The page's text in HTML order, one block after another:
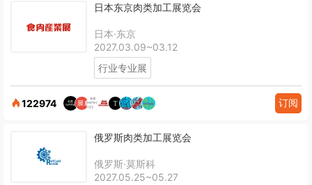
日本东京肉类加工展览会
日本·东京
2027.03.09~03.12
行业专业展
122974 订阅
俄罗斯肉类加工展览会
俄罗斯·莫斯科
2027.05.25~05.27